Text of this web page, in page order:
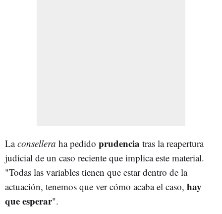
Laconsellera ha pedido prudencia tras la reapertura
judicial de un caso reciente que implica este material.
"Todas las variables tienen que estar dentro de la
actuación, tenemos que ver cómo acaba el caso, hay
que esperar".